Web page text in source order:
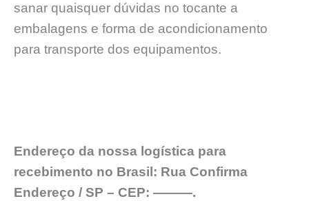
sanar quaisquer dúvidas no tocante a
embalagens e forma de acondicionamento
para transporte dos equipamentos.
Endereço da nossa logística para
recebimento no Brasil: Rua Confirma
Endereço / SP – CEP: ———.